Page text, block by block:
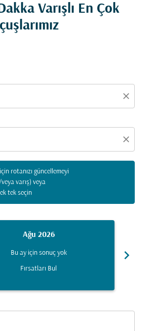
Varışlı En Çok
close
close
rotanızı güncellemeyi
varış) veya
tek seçin
için rotanızı güncellemeyi deneyin
Ağu 2026
Bu ay için sonuç yok
Fırsatları Bul
chevron_right